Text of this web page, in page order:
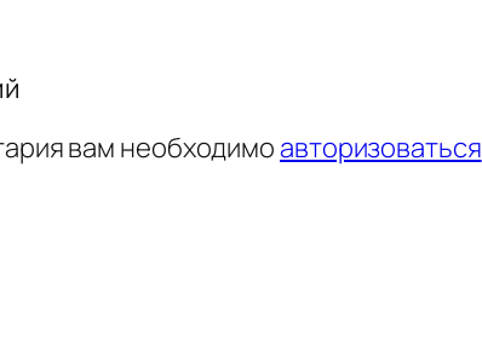
вам необходимо авторизоваться